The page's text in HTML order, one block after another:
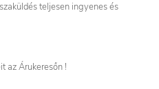
teljesen ingyenes és
az Árukeresőn !